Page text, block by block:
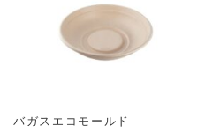
バガスエコモールド